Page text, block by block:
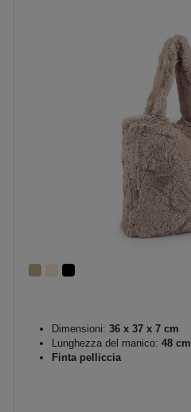
Dimensioni: 36 x 37 x 7 cm
Lunghezza del manico: 48 cm
Finta pelliccia